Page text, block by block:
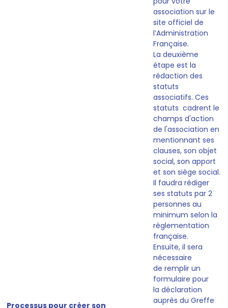
Processus pour créer son
association sur le
site officiel de
l’Administration
Française.
La deuxième
étape est la
rédaction des
statuts
associatifs. Ces
statuts cadrent le
champs d'action
de l'association en
mentionnant ses
clauses, son objet
social, son apport
et son siège social.
Il faudra rédiger
ses statuts par 2
personnes au
minimum selon la
réglementation
française.
Ensuite, il sera
nécessaire
de remplir un
formulaire pour
la déclaration
auprès du Greffe